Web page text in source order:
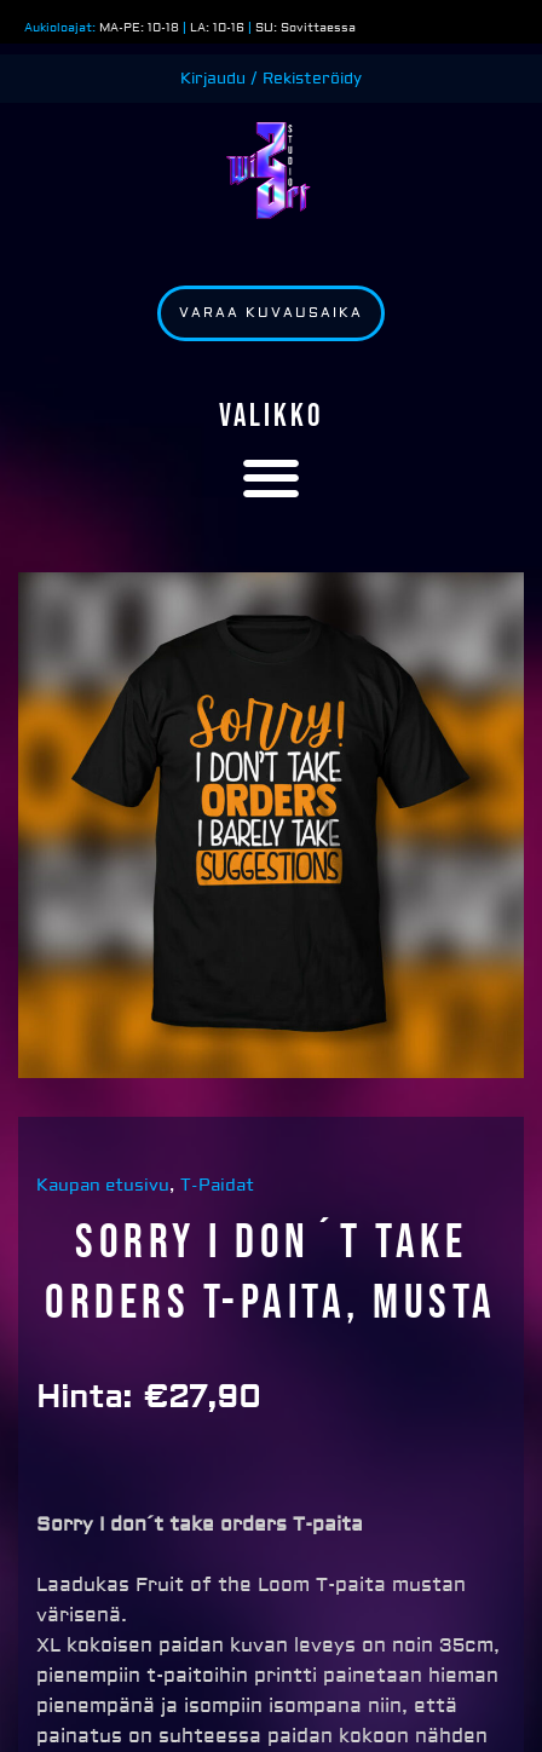
sisältöön
Aukioloajat: MA-PE: 10-18 | LA: 10-16 | SU: Sovittaessa
Kirjaudu / Rekisteröidy
VARAA KUVAUSAIKA
VALIKKO
Kaupan etusivu, T-Paidat
Sorry I don´t take
orders T-paita, musta
Hinta: €27,90
Sorry I don´t take orders T-paita
Laadukas Fruit of the Loom T-paita mustan
värisenä.
XL kokoisen paidan kuvan leveys on noin 35cm,
pienempiin t-paitoihin printti painetaan hieman
pienempänä ja isompiin isompana niin, että
painatus on suhteessa paidan kokoon nähden